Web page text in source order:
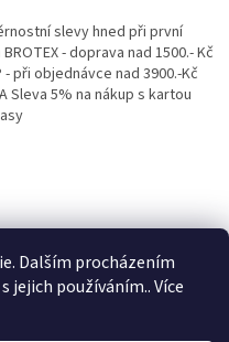
Dalším procházením
jejich používáním.. Více
slevy hned při první
- doprava nad 1500.- Kč
- při objednávce nad 3900.-Kč
Sleva 5% na nákup s kartou